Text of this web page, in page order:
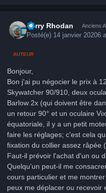
Perry Rhodan Anciens
Posté(e) 14 janvier 20206 a
AUTEUR
Bonjour,
Bon j'ai pu négocier le prix à
Skywatcher 90/910, deux
Barlow 2x (qui doivent être
un retour 90° et un oculaire
équatoriale, il y a un petit
faire les réglages; c'est cela
fixation du collier assez râpée
Faut-il prévoir l'achat d'un ou
Quelqu'un peut-il me
cours particulier et me
peux me déplacer ou recevoir